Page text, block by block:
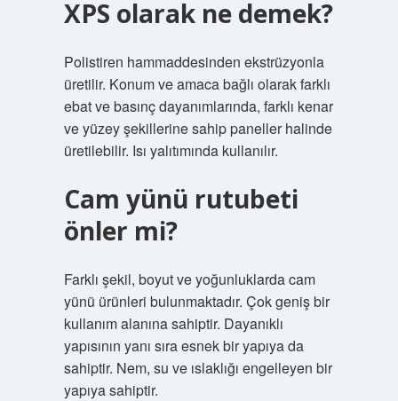
XPS olarak ne demek?
Polistiren hammaddesinden ekstrüzyonla
üretilir. Konum ve amaca bağlı olarak farklı
ebat ve basınç dayanımlarında, farklı kenar
ve yüzey şekillerine sahip paneller halinde
üretilebilir. Isı yalıtımında kullanılır.
Cam yünü rutubeti
önler mi?
Farklı şekil, boyut ve yoğunluklarda cam
yünü ürünleri bulunmaktadır. Çok geniş bir
kullanım alanına sahiptir. Dayanıklı
yapısının yanı sıra esnek bir yapıya da
sahiptir. Nem, su ve ıslaklığı engelleyen bir
yapıya sahiptir.